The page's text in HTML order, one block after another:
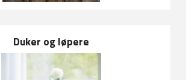
Duker og løpere